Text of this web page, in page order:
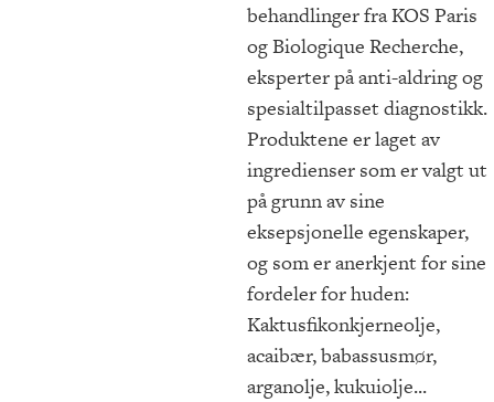
behandlinger fra KOS Paris
og Biologique Recherche,
eksperter på anti-aldring og
spesialtilpasset diagnostikk.
Produktene er laget av
ingredienser som er valgt ut
på grunn av sine
eksepsjonelle egenskaper,
og som er anerkjent for sine
fordeler for huden:
Kaktusfikonkjerneolje,
acaibær, babassusmør,
arganolje, kukuiolje...